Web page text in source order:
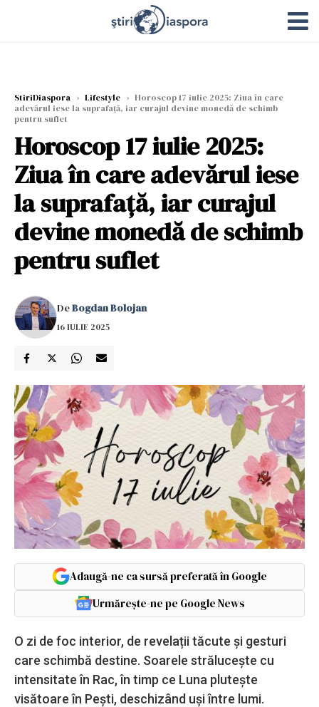
StiriDiaspora › Lifestyle › Horoscop 17 iulie 2025: Ziua în care
adevărul iese la suprafață, iar curajul devine monedă de schimb
pentru suflet
Horoscop 17 iulie 2025:
Ziua în care adevărul iese
la suprafață, iar curajul
devine monedă de schimb
pentru suflet
DeBogdan Bolojan
16 IULIE 2025
Adaugă-ne ca sursă preferată în Google
Urmărește-ne pe Google News
O zi de foc interior, de revelații tăcute și gesturi
care schimbă destine. Soarele strălucește cu
intensitate în Rac, în timp ce Luna plutește
visătoare în Pești, deschizând uși între lumi.